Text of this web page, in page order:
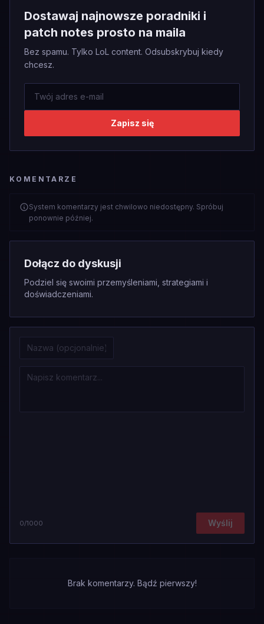
Dostawaj najnowsze poradniki i
patch notes prosto na maila
Bez spamu. Tylko LoL content. Odsubskrybuj kiedy
chcesz.
Zapisz się
KOMENTARZE
System komentarzy jest chwilowo niedostępny. Spróbuj
ponownie później.
Dołącz do dyskusji
Podziel się swoimi przemyśleniami, strategiami i
doświadczeniami.
0/1000 Wyślij
Brak komentarzy. Bądź pierwszy!